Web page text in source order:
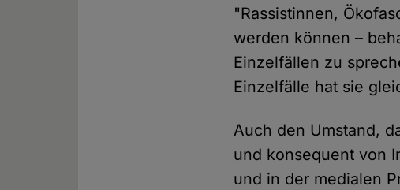
"Rassistinnen,
werden können –
Einzelfällen zu
Einzelfälle hat sie
Auch den Umstand,
und konsequent von
und in der medialen